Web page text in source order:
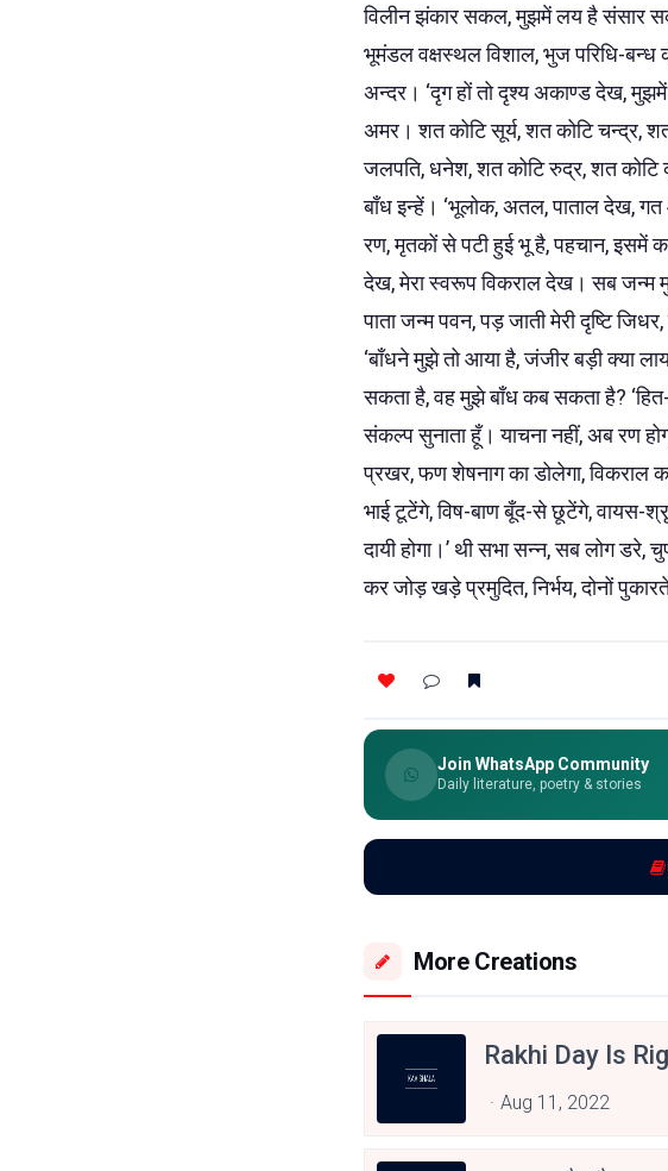
विलीन झंकार सकल, मुझमें लय है संसार
भूमंडल वक्षस्थल विशाल, भुज परिधि-
अन्दर। ‘दृग हों तो दृश्य अकाण्ड देख,
अमर। शत कोटि सूर्य, शत कोटि चन्द्र, शत
जलपति, धनेश, शत कोटि रुद्र, शत कोटि
बाँध इन्हें। ‘भूलोक, अतल, पाताल देख,
रण, मृतकों से पटी हुई भू है, पहचान, इसमें
देख, मेरा स्वरूप विकराल देख। सब जन्म
पाता जन्म पवन, पड़ जाती मेरी दृष्टि
‘बाँधने मुझे तो आया है, जंजीर बड़ी क्या
सकता है, वह मुझे बाँध कब सकता है? ‘हित-
संकल्प सुनाता हूँ। याचना नहीं, अब रण
प्रखर, फण शेषनाग का डोलेगा, विकराल
भाई टूटेंगे, विष-बाण बूँद-से छूटेंगे, वायस-
दायी होगा।’ थी सभा सन्न, सब लोग
कर जोड़ खड़े प्रमुदित, निर्भय, दोनों
Join WhatsApp Community
Daily literature, poetry & stories
More Creations
Rakhi Day Is
Aug 11, 2022